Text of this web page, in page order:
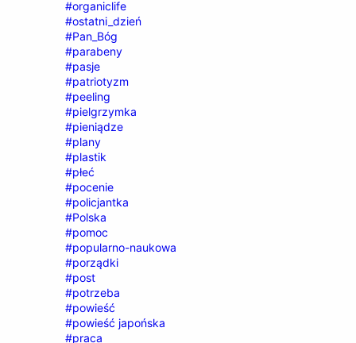
#organiclife
#ostatni_dzień
#Pan_Bóg
#parabeny
#pasje
#patriotyzm
#peeling
#pielgrzymka
#pieniądze
#plany
#plastik
#płeć
#pocenie
#policjantka
#Polska
#pomoc
#popularno-naukowa
#porządki
#post
#potrzeba
#powieść
#powieść japońska
#praca